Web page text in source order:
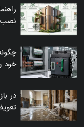
نصب
خود
در
تعویض کنیم؟ ۷